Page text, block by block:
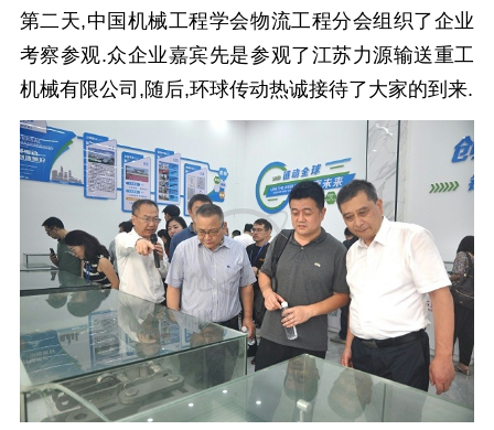
第二天,中国机械工程学会物流工程分会组织了企业
考察参观.众企业嘉宾先是参观了江苏力源输送重工
机械有限公司,随后,环球传动热诚接待了大家的到来.